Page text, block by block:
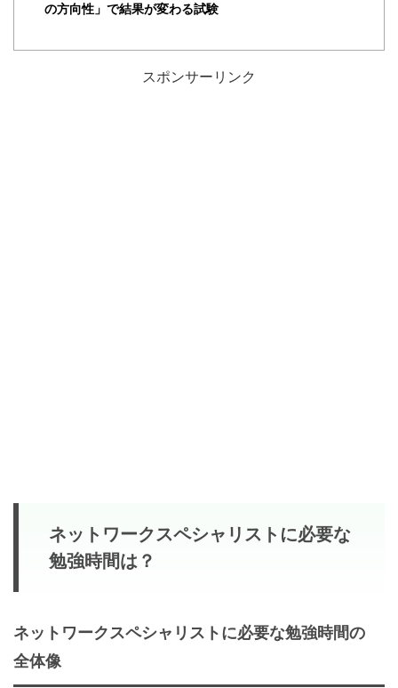
の方向性」で結果が変わる試験
スポンサーリンク
ネットワークスペシャリストに必要な
勉強時間は？
ネットワークスペシャリストに必要な勉強時間の
全体像